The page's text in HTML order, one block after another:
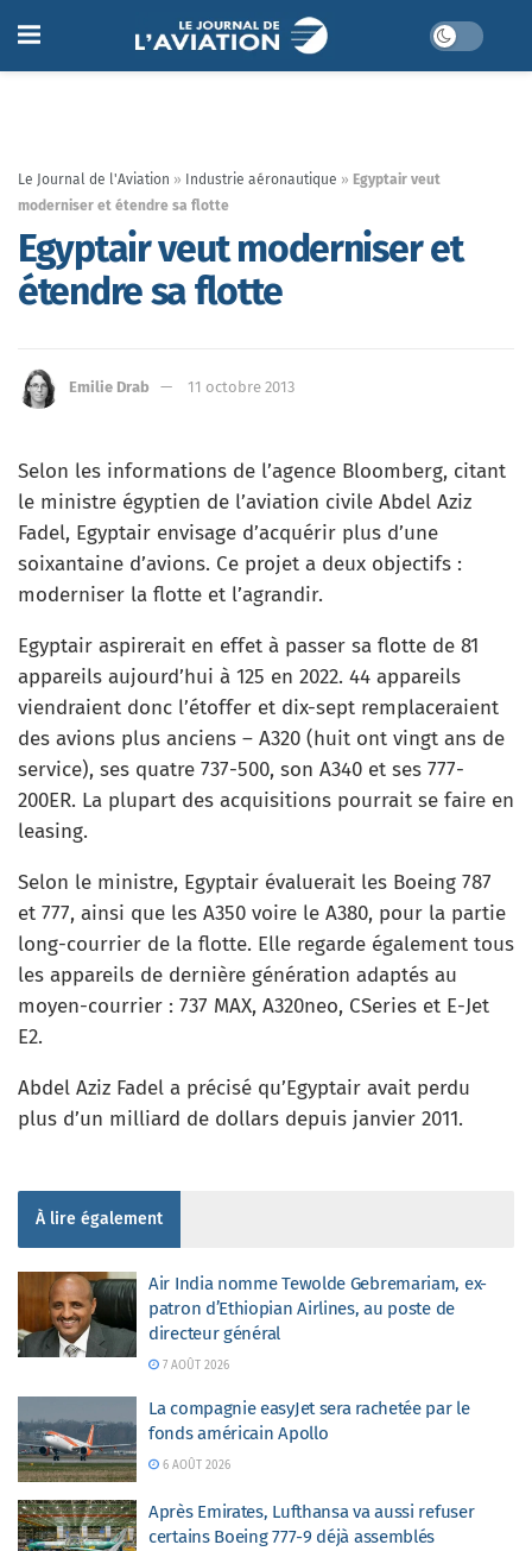
Le Journal de l'Aviation » Industrie aéronautique » Egyptair veut
moderniser et étendre sa flotte
Egyptair veut moderniser et
étendre sa flotte
Emilie Drab 11 octobre 2013
Selon les informations de l’agence Bloomberg, citant
le ministre égyptien de l’aviation civile Abdel Aziz
Fadel, Egyptair envisage d’acquérir plus d’une
soixantaine d’avions. Ce projet a deux objectifs :
moderniser la flotte et l’agrandir.
Egyptair aspirerait en effet à passer sa flotte de 81
appareils aujourd’hui à 125 en 2022. 44 appareils
viendraient donc l’étoffer et dix-sept remplaceraient
des avions plus anciens – A320 (huit ont vingt ans de
service), ses quatre 737-500, son A340 et ses 777-
200ER. La plupart des acquisitions pourrait se faire en
leasing.
Selon le ministre, Egyptair évaluerait les Boeing 787
et 777, ainsi que les A350 voire le A380, pour la partie
long-courrier de la flotte. Elle regarde également tous
les appareils de dernière génération adaptés au
moyen-courrier : 737 MAX, A320neo, CSeries et E-Jet
E2.
Abdel Aziz Fadel a précisé qu’Egyptair avait perdu
plus d’un milliard de dollars depuis janvier 2011.
À lire également
Air India nomme Tewolde Gebremariam, ex-
patron d’Ethiopian Airlines, au poste de
directeur général
7 AOÛT 2026
La compagnie easyJet sera rachetée par le
fonds américain Apollo
6 AOÛT 2026
Après Emirates, Lufthansa va aussi refuser
certains Boeing 777-9 déjà assemblés